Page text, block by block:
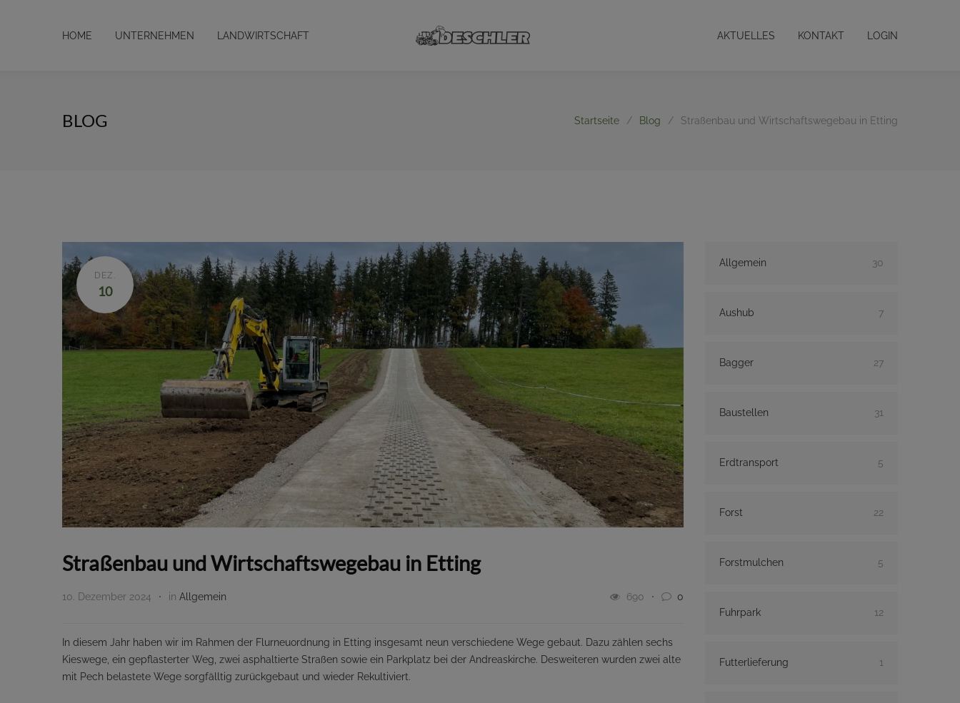
HOME UNTERNEHMEN LANDWIRTSCHAFT AKTUELLES KONTAKT LOGIN
BLOG Startseite / Blog / Straßenbau und Wirtschaftswegebau in Etting
DEZ.
10
Straßenbau und Wirtschaftswegebau in Etting
10. Dezember 2024 in Allgemein 690 0
In diesem Jahr haben wir im Rahmen der Flurneuordnung in Etting insgesamt neun verschiedene Wege gebaut. Dazu zählen sechs
Kieswege, ein gepflasterter Weg, zwei asphaltierte Straßen sowie ein Parkplatz bei der Andreaskirche. Desweiteren wurden zwei alte
mit Pech belastete Wege sorgfälltig zurückgebaut und wieder Rekultiviert.
Allgemein 30
Aushub 7
Bagger 27
Baustellen 31
Erdtransport 5
Forst 22
Forstmulchen 5
Fuhrpark 12
Futterlieferung 1